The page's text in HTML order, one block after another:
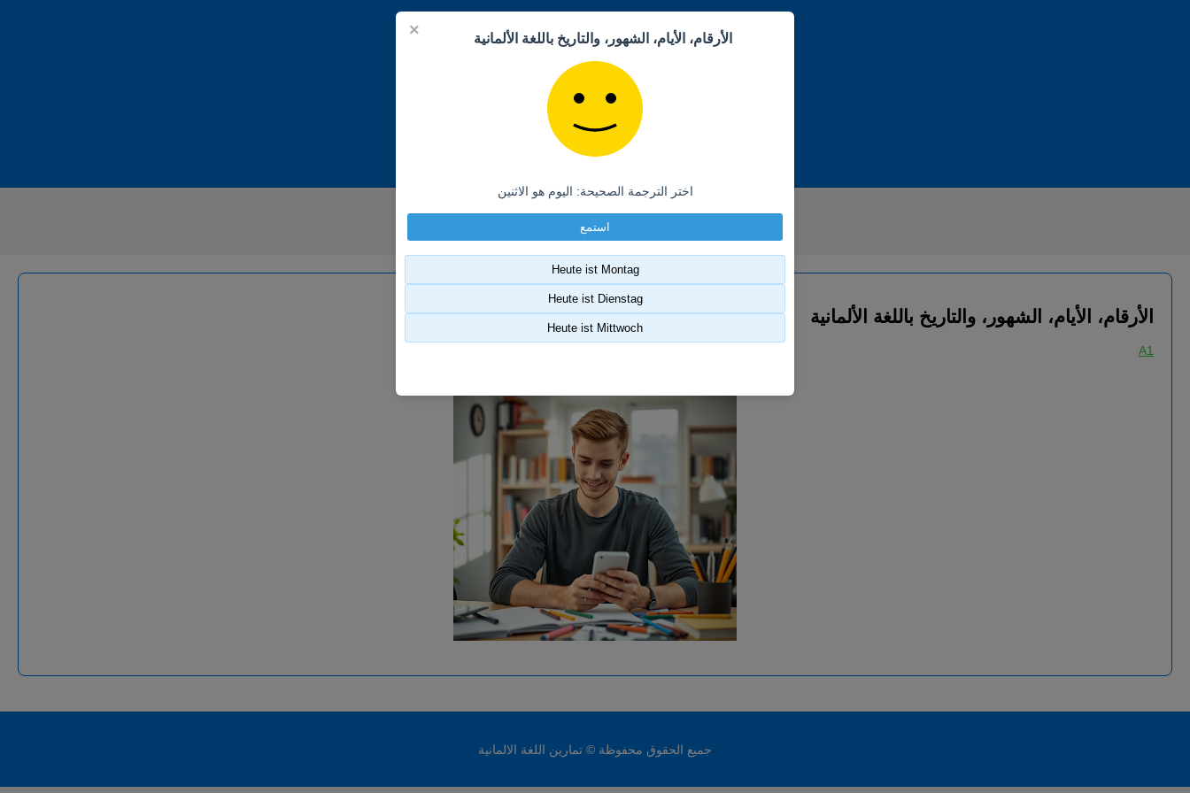
تمارين اللغة الالمانية
عن المدونة
الأرقام، الأيام، الشهور، والتاريخ باللغة الألمانية
A1
× الأرقام، الأيام، الشهور، والتاريخ باللغة الألمانية
اختر الترجمة الصحيحة: اليوم هو الاثنين
استمع
Heute ist Montag
Heute ist Dienstag
Heute ist Mittwoch
جميع الحقوق محفوظة © تمارين اللغة الالمانية